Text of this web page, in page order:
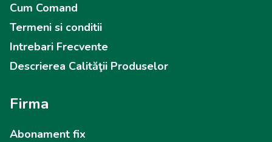
Cum Comand
Termeni si conditii
Intrebari Frecvente
Descrierea Calităţii Produselor
Firma
Abonament fix